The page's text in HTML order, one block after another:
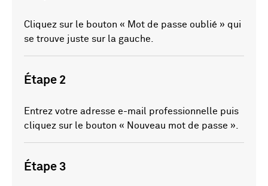
Cliquez sur le bouton « Mot de passe oublié » qui
se trouve juste sur la gauche.
Étape 2
Entrez votre adresse e-mail professionnelle puis
cliquez sur le bouton « Nouveau mot de passe ».
Étape 3